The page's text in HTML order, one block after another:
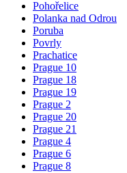
Pohořelice
Polanka nad Odrou
Poruba
Povrly
Prachatice
Prague 10
Prague 18
Prague 19
Prague 2
Prague 20
Prague 21
Prague 4
Prague 6
Prague 8